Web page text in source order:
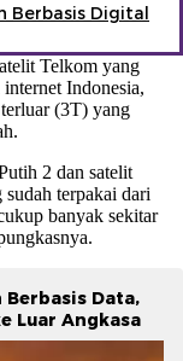
Berbasis Digital
Telkom yang
Indonesia,
(3T) yang
2 dan satelit
terpakai dari
banyak sekitar
Berbasis Data,
Luar Angkasa